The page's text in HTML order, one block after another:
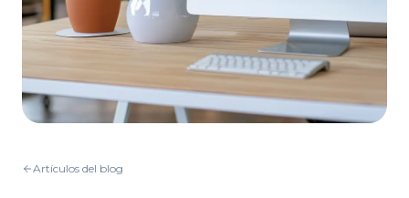
Artículos del blog